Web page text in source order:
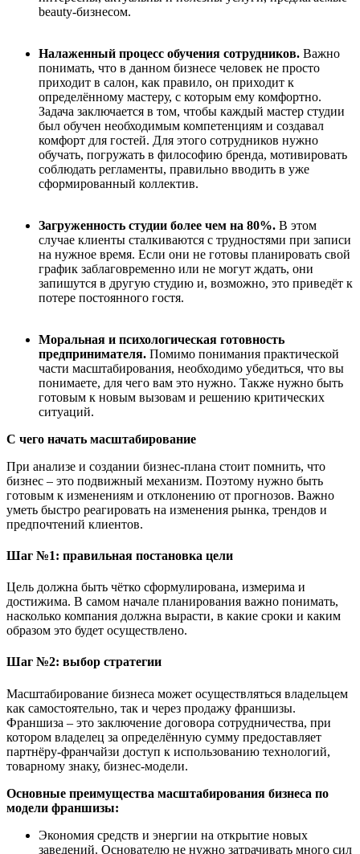
beauty-бизнесом.
Налаженный процесс обучения сотрудников. Важно
понимать, что в данном бизнесе человек не просто
приходит в салон, как правило, он приходит к
определённому мастеру, с которым ему комфортно.
Задача заключается в том, чтобы каждый мастер студии
был обучен необходимым компетенциям и создавал
комфорт для гостей. Для этого сотрудников нужно
обучать, погружать в философию бренда, мотивировать
соблюдать регламенты, правильно вводить в уже
сформированный коллектив.
Загруженность студии более чем на 80%. В этом
случае клиенты сталкиваются с трудностями при записи
на нужное время. Если они не готовы планировать свой
график заблаговременно или не могут ждать, они
запишутся в другую студию и, возможно, это приведёт к
потере постоянного гостя.
Моральная и психологическая готовность
предпринимателя. Помимо понимания практической
части масштабирования, необходимо убедиться, что вы
понимаете, для чего вам это нужно. Также нужно быть
готовым к новым вызовам и решению критических
ситуаций.
С чего начать масштабирование
При анализе и создании бизнес-плана стоит помнить, что
бизнес – это подвижный механизм. Поэтому нужно быть
готовым к изменениям и отклонению от прогнозов. Важно
уметь быстро реагировать на изменения рынка, трендов и
предпочтений клиентов.
Шаг №1: правильная постановка цели
Цель должна быть чётко сформулирована, измерима и
достижима. В самом начале планирования важно понимать,
насколько компания должна вырасти, в какие сроки и каким
образом это будет осуществлено.
Шаг №2: выбор стратегии
Масштабирование бизнеса может осуществляться владельцем
как самостоятельно, так и через продажу франшизы.
Франшиза – это заключение договора сотрудничества, при
котором владелец за определённую сумму предоставляет
партнёру-франчайзи доступ к использованию технологий,
товарному знаку, бизнес-модели.
Основные преимущества масштабирования бизнеса по
модели франшизы:
Экономия средств и энергии на открытие новых
заведений. Основателю не нужно затрачивать много сил